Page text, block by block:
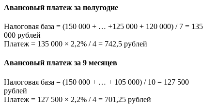
Авансовый платеж за полугодие
Налоговая база = (150 000 + … +125 000 + 120 000) / 7 = 135
000 рублей
Платеж = 135 000 × 2,2% / 4 = 742,5 рублей
Авансовый платеж за 9 месяцев
Налоговая база = (150 000 + … + 105 000) / 10 = 127 500
рублей
Платеж = 127 500 × 2,2% / 4 = 701,25 рублей